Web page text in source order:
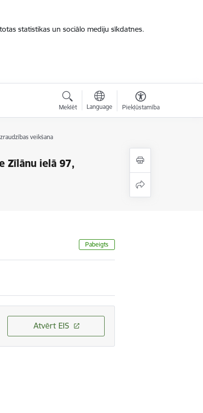
statistikas un sociālo mediju sīkdatnes.
Meklēt Language Piekļūstamība
veikšana
Zīlānu ielā 97,
Pabeigts
Atvērt EIS